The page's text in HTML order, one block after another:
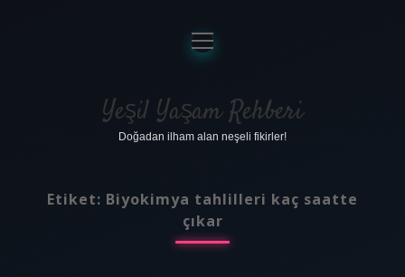
Anasayfa
Gizlilik Politikası
Yasal Uyarı
menüyü
aç
Yeşil Yaşam Rehberi
Doğadan ilham alan neşeli fikirler!
Etiket: Biyokimya tahlilleri kaç saatte
çıkar